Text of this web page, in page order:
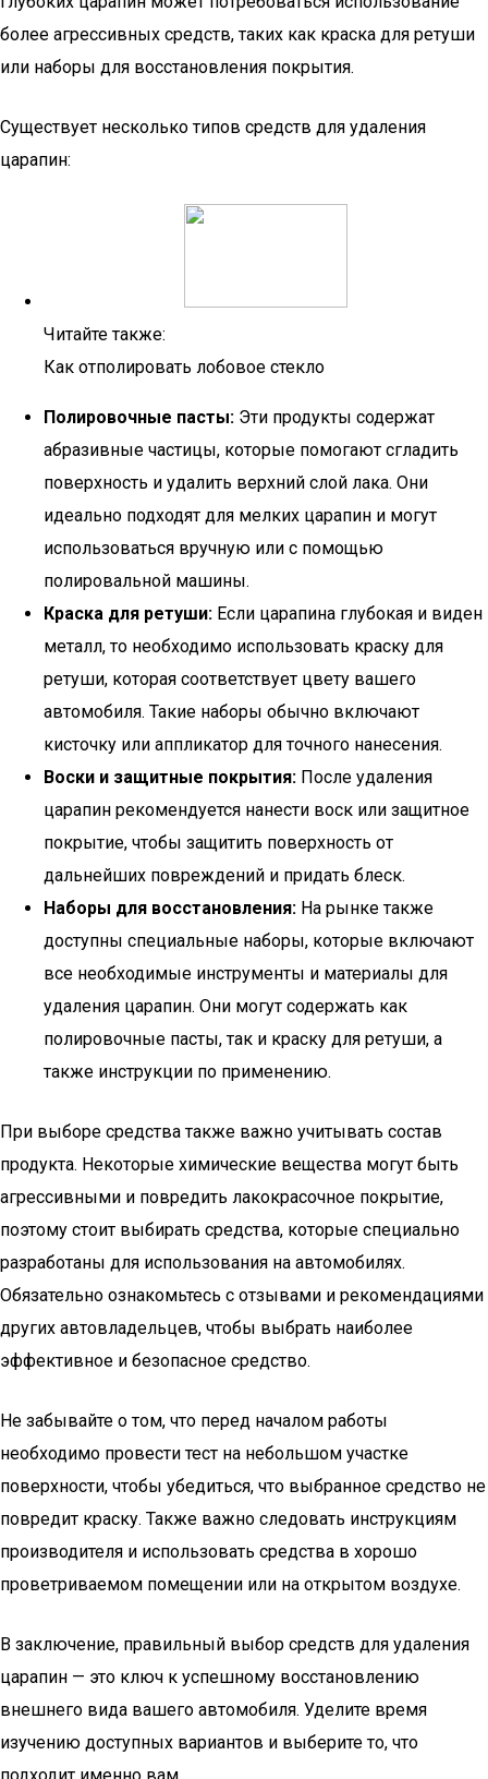
более агрессивных средств, таких как краска для ретуши
или наборы для восстановления покрытия.
Существует несколько типов средств для удаления
царапин:
Читайте также:
Как отполировать лобовое стекло
Полировочные пасты: Эти продукты содержат
абразивные частицы, которые помогают сгладить
поверхность и удалить верхний слой лака. Они
идеально подходят для мелких царапин и могут
использоваться вручную или с помощью
полировальной машины.
Краска для ретуши: Если царапина глубокая и виден
металл, то необходимо использовать краску для
ретуши, которая соответствует цвету вашего
автомобиля. Такие наборы обычно включают
кисточку или аппликатор для точного нанесения.
Воски и защитные покрытия: После удаления
царапин рекомендуется нанести воск или защитное
покрытие, чтобы защитить поверхность от
дальнейших повреждений и придать блеск.
Наборы для восстановления: На рынке также
доступны специальные наборы, которые включают
все необходимые инструменты и материалы для
удаления царапин. Они могут содержать как
полировочные пасты, так и краску для ретуши, а
также инструкции по применению.
При выборе средства также важно учитывать состав
продукта. Некоторые химические вещества могут быть
агрессивными и повредить лакокрасочное покрытие,
поэтому стоит выбирать средства, которые специально
разработаны для использования на автомобилях.
Обязательно ознакомьтесь с отзывами и рекомендациями
других автовладельцев, чтобы выбрать наиболее
эффективное и безопасное средство.
Не забывайте о том, что перед началом работы
необходимо провести тест на небольшом участке
поверхности, чтобы убедиться, что выбранное средство не
повредит краску. Также важно следовать инструкциям
производителя и использовать средства в хорошо
проветриваемом помещении или на открытом воздухе.
В заключение, правильный выбор средств для удаления
царапин — это ключ к успешному восстановлению
внешнего вида вашего автомобиля. Уделите время
изучению доступных вариантов и выберите то, что